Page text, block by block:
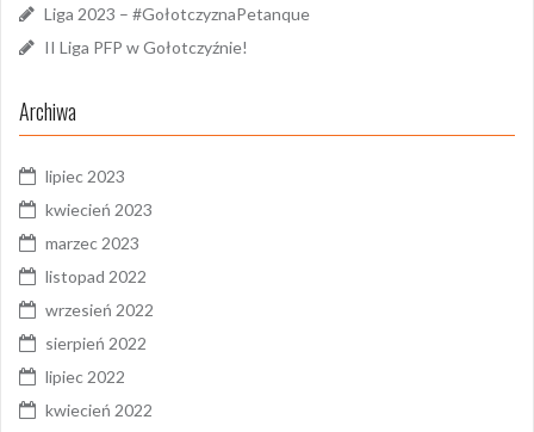
Liga 2023 – #GołotczyznaPetanque
II Liga PFP w Gołotczyźnie!
Archiwa
lipiec 2023
kwiecień 2023
marzec 2023
listopad 2022
wrzesień 2022
sierpień 2022
lipiec 2022
kwiecień 2022